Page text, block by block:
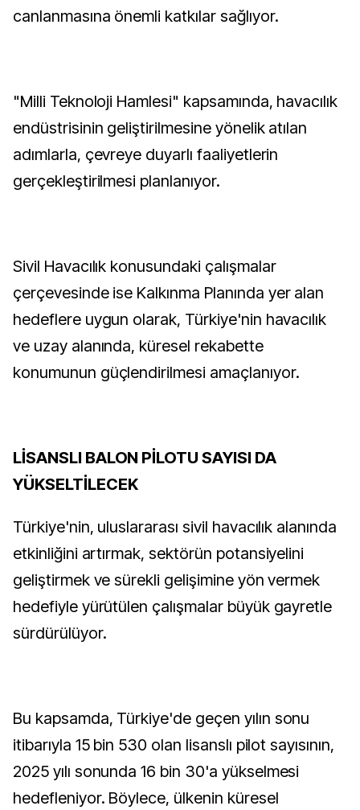
canlanmasına önemli katkılar sağlıyor.
"Milli Teknoloji Hamlesi" kapsamında, havacılık
endüstrisinin geliştirilmesine yönelik atılan
adımlarla, çevreye duyarlı faaliyetlerin
gerçekleştirilmesi planlanıyor.
Sivil Havacılık konusundaki çalışmalar
çerçevesinde ise Kalkınma Planında yer alan
hedeflere uygun olarak, Türkiye'nin havacılık
ve uzay alanında, küresel rekabette
konumunun güçlendirilmesi amaçlanıyor.
LİSANSLI BALON PİLOTU SAYISI DA
YÜKSELTİLECEK
Türkiye'nin, uluslararası sivil havacılık alanında
etkinliğini artırmak, sektörün potansiyelini
geliştirmek ve sürekli gelişimine yön vermek
hedefiyle yürütülen çalışmalar büyük gayretle
sürdürülüyor.
Bu kapsamda, Türkiye'de geçen yılın sonu
itibarıyla 15 bin 530 olan lisanslı pilot sayısının,
2025 yılı sonunda 16 bin 30'a yükselmesi
hedefleniyor. Böylece, ülkenin küresel